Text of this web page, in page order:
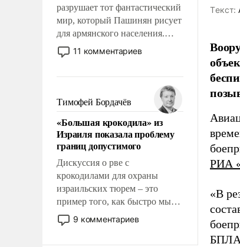
разрушает тот фантастический
мир, который Пашинян рисует
для армянского населения.
Мир, где этому населению все
должны просто по
политические прожекты будут
беспрекословно оплачиваться
за счет российских
налогоплательщиков и где за
свои поступки не нужно
отвечать.
11 комментариев
Тимофей Бордачёв
«Большая крокодила» из
Израиля показала проблему
границ допустимого
Дискуссия о рве с
крокодилами для охраны
израильских тюрем – это
пример того, как быстро мы
двигаемся по пути
революционных изменений.
9 комментариев
Tекст:
РИА
«В